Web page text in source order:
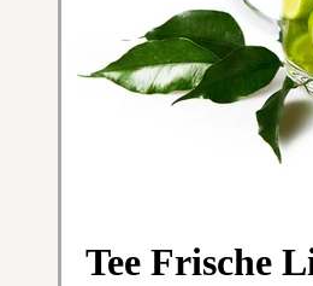
Tee Frische